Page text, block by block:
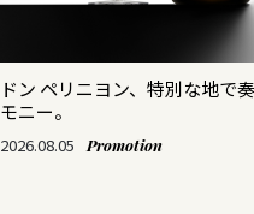
ドン ペリニヨン、特別な地で
モニー。
2026.08.05 Promotion